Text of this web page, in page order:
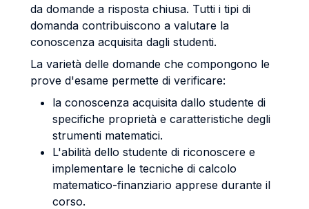
da domande a risposta chiusa. Tutti i tipi di
domanda contribuiscono a valutare la
conoscenza acquisita dagli studenti.
La varietà delle domande che compongono le
prove d'esame permette di verificare:
la conoscenza acquisita dallo studente di
specifiche proprietà e caratteristiche degli
strumenti matematici.
L'abilità dello studente di riconoscere e
implementare le tecniche di calcolo
matematico-finanziario apprese durante il
corso.